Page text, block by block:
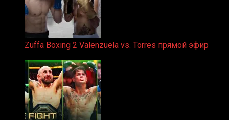
Zuffa Boxing 2 Valenzuela vs. Torres прямой эфир